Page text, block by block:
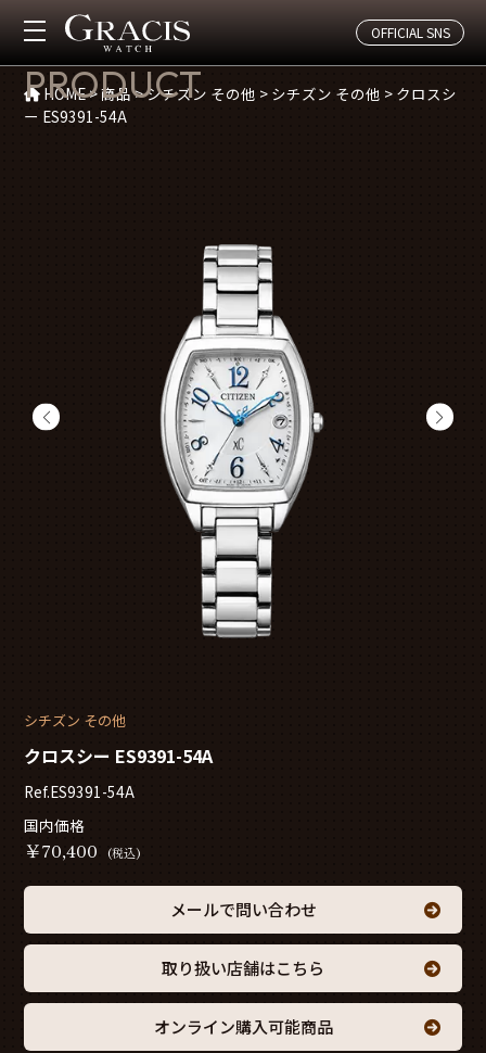
OFFICIAL SNS
商品紹介
PRODUCT
HOME>商品>シチズン その他 > シチズン その他 > クロスシ
ー ES9391-54A
シチズン その他
クロスシー ES9391-54A
Ref.ES9391-54A
国内価格
￥70,400 (税込)
メールで問い合わせ
取り扱い店舗はこちら
オンライン購入可能商品